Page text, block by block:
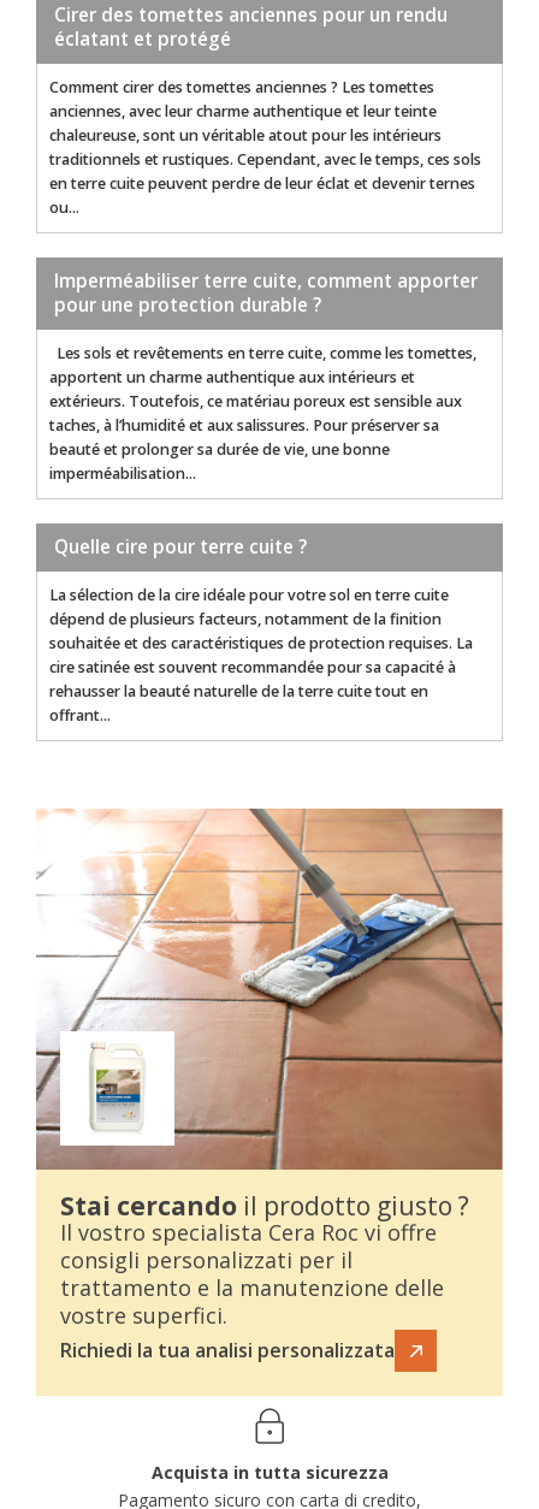
Cirer des tomettes anciennes pour un rendu
éclatant et protégé
Comment cirer des tomettes anciennes ? Les tomettes
anciennes, avec leur charme authentique et leur teinte
chaleureuse, sont un véritable atout pour les intérieurs
traditionnels et rustiques. Cependant, avec le temps, ces sols
en terre cuite peuvent perdre de leur éclat et devenir ternes
ou...
Imperméabiliser terre cuite, comment apporter
pour une protection durable ?
Les sols et revêtements en terre cuite, comme les tomettes,
apportent un charme authentique aux intérieurs et
extérieurs. Toutefois, ce matériau poreux est sensible aux
taches, à l’humidité et aux salissures. Pour préserver sa
beauté et prolonger sa durée de vie, une bonne
imperméabilisation...
Quelle cire pour terre cuite ?
La sélection de la cire idéale pour votre sol en terre cuite
dépend de plusieurs facteurs, notamment de la finition
souhaitée et des caractéristiques de protection requises. La
cire satinée est souvent recommandée pour sa capacité à
rehausser la beauté naturelle de la terre cuite tout en
offrant...
Stai cercando il prodotto giusto ?
Il vostro specialista Cera Roc vi offre
consigli personalizzati per il
trattamento e la manutenzione delle
vostre superfici.
Richiedi la tua analisi personalizzata
Acquista in tutta sicurezza
Pagamento sicuro con carta di credito,